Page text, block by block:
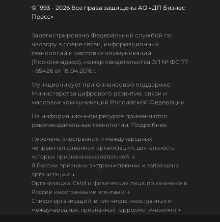
© 1993 - 2026 Все права защищены АО «ДП Бизнес
Пресс»
Зарегистрировано Федеральной службой по
надзору в сфере связи, информационных
технологий и массовых коммуникаций
(Роскомнадзор), номер свидетельства ЭЛ № ФС 77
- 65426 от 18.04.2016г.
Функционирует при финансовой поддержке
Министерства цифрового развития, связи и
массовых коммуникаций Российской Федерации.
На информационном ресурсе применяются
рекомендательные технологии. Подробнее.
Перечень иностранных и международных
неправительственных организаций, деятельность
которых признана нежелательной: ↓
В России признаны экстремистскими и запрещены
организации: ↓
Организации, СМИ и физические лица, признанные в
России иностранными агентами: ↓
Список организаций, в том числе иностранных и
международных, признанных террористическими ↓